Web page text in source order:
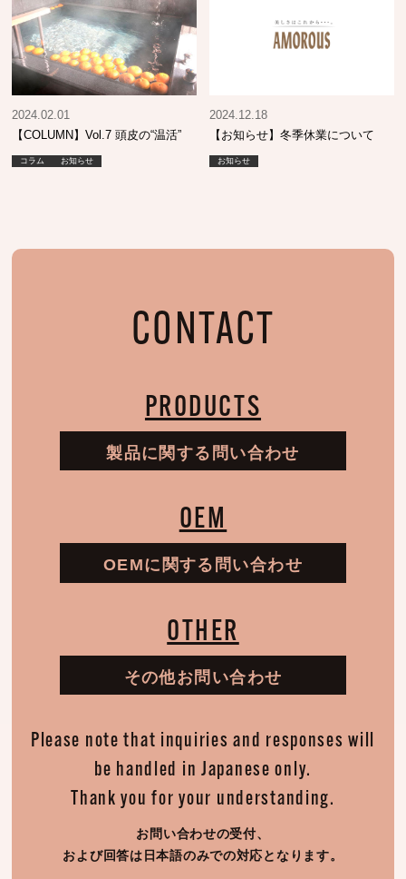
【COLUMN】Vol.7 頭皮の“温活”
2024.02.01
コラム お知らせ
【お知らせ】冬季休業について
2024.12.18
お知らせ
CONTACT
PRODUCTS
製品に関する問い合わせ
OEM
OEMに関する問い合わせ
OTHER
その他お問い合わせ
Please note that inquiries and responses will
be handled in Japanese only.
Thank you for your understanding.
お問い合わせの受付、
および回答は日本語のみでの対応となります。